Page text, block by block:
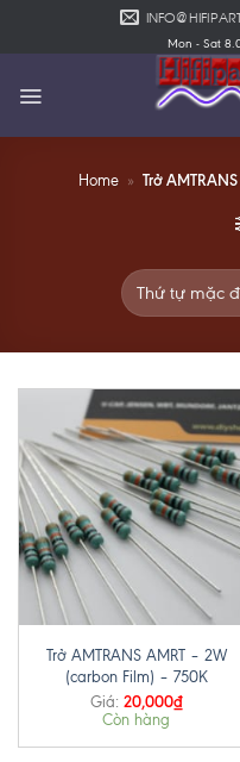
Mon - Sat
Home » Trở
Trở AMTRANS AMRT – 2W
(carbon Film) – 750K
Giá: 20,000₫
Còn hàng